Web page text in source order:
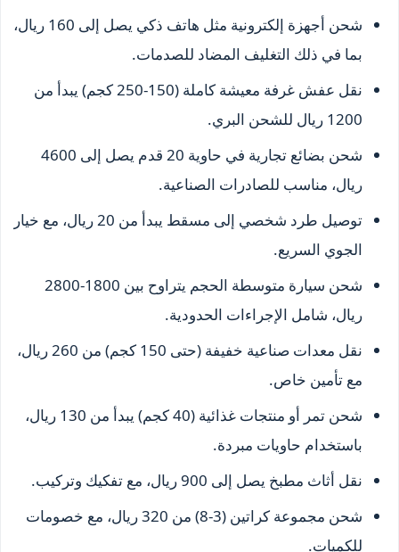
شحن أجهزة إلكترونية مثل هاتف ذكي يصل إلى 160 ريال،
بما في ذلك التغليف المضاد للصدمات.
نقل عفش غرفة معيشة كاملة (150-250 كجم) يبدأ من
1200 ريال للشحن البري.
شحن بضائع تجارية في حاوية 20 قدم يصل إلى 4600
ريال، مناسب للصادرات الصناعية.
توصيل طرد شخصي إلى مسقط يبدأ من 20 ريال، مع خيار
الجوي السريع.
شحن سيارة متوسطة الحجم يتراوح بين 1800-2800
ريال، شامل الإجراءات الحدودية.
نقل معدات صناعية خفيفة (حتى 150 كجم) من 260 ريال،
مع تأمين خاص.
شحن تمر أو منتجات غذائية (40 كجم) يبدأ من 130 ريال،
باستخدام حاويات مبردة.
نقل أثاث مطبخ يصل إلى 900 ريال، مع تفكيك وتركيب.
شحن مجموعة كراتين (3-8) من 320 ريال، مع خصومات
للكميات.